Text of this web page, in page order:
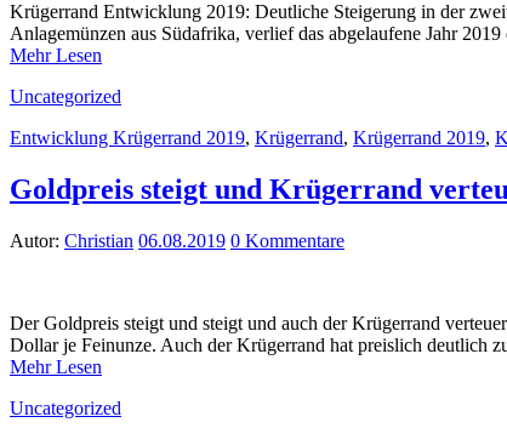
Krügerrand Entwicklung 2019: Deutliche Steigerung in der
Anlagemünzen aus Südafrika, verlief das abgelaufene Jahr
Mehr Lesen
Uncategorized
Entwicklung Krügerrand 2019, Krügerrand, Krügerrand 2019,
Goldpreis steigt und Krügerrand
Autor: Christian 06.08.2019 0 Kommentare
Der Goldpreis steigt und steigt und auch der Krügerrand
Dollar je Feinunze. Auch der Krügerrand hat preislich deutlich
Mehr Lesen
Uncategorized